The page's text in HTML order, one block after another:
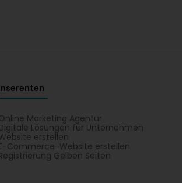
Marketing Agentur
Lösungen für Unternehmen
erstellen
Commerce-Website erstellen
Gelben Seiten